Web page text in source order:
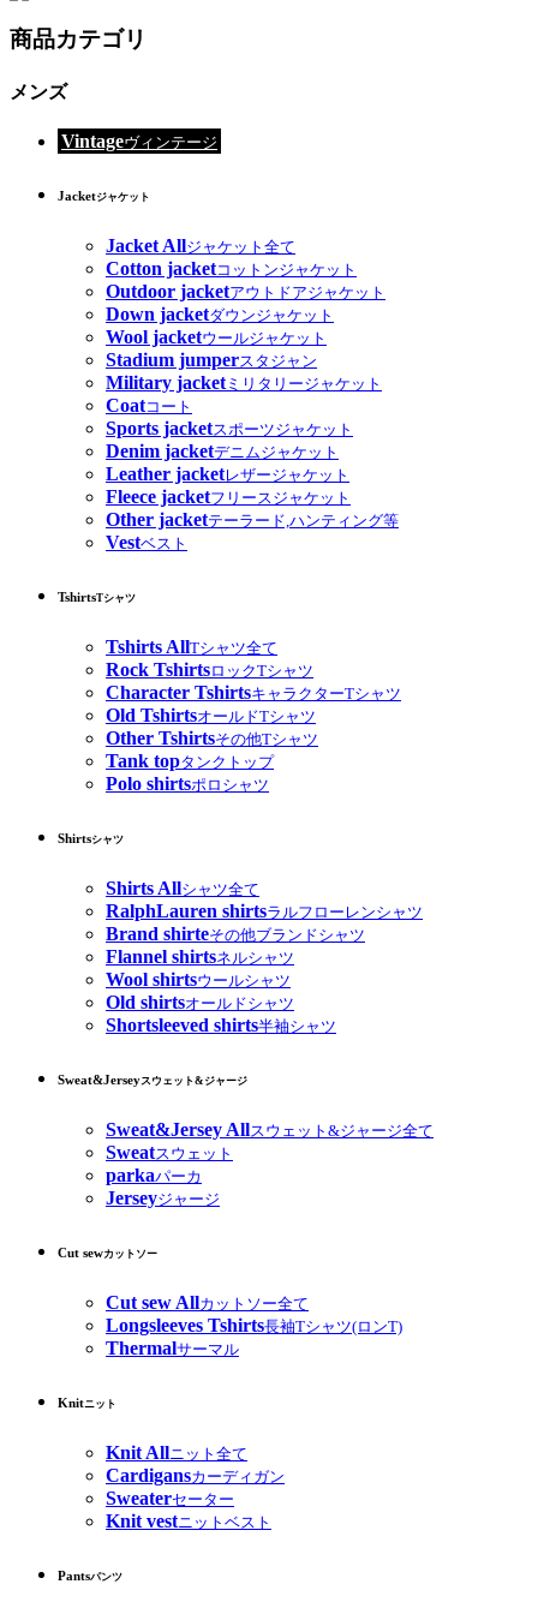
商品カテゴリ
メンズ
Vintageヴィンテージ
Jacketジャケット
Jacket Allジャケット全て
Cotton jacketコットンジャケット
Outdoor jacketアウトドアジャケット
Down jacketダウンジャケット
Wool jacketウールジャケット
Stadium jumperスタジャン
Military jacketミリタリージャケット
Coatコート
Sports jacketスポーツジャケット
Denim jacketデニムジャケット
Leather jacketレザージャケット
Fleece jacketフリースジャケット
Other jacketテーラード,ハンティング等
Vestベスト
TshirtsTシャツ
Tshirts AllTシャツ全て
Rock TshirtsロックTシャツ
Character TshirtsキャラクターTシャツ
Old TshirtsオールドTシャツ
Other Tshirtsその他Tシャツ
Tank topタンクトップ
Polo shirtsポロシャツ
Shirtsシャツ
Shirts Allシャツ全て
RalphLauren shirtsラルフローレンシャツ
Brand shirteその他ブランドシャツ
Flannel shirtsネルシャツ
Wool shirtsウールシャツ
Old shirtsオールドシャツ
Shortsleeved shirts半袖シャツ
Sweat&Jerseyスウェット&ジャージ
Sweat&Jersey Allスウェット&ジャージ全て
Sweatスウェット
parkaパーカ
Jerseyジャージ
Cut sewカットソー
Cut sew Allカットソー全て
Longsleeves Tshirts長袖Tシャツ(ロンT)
Thermalサーマル
Knitニット
Knit Allニット全て
Cardigansカーディガン
Sweaterセーター
Knit vestニットベスト
Pantsパンツ